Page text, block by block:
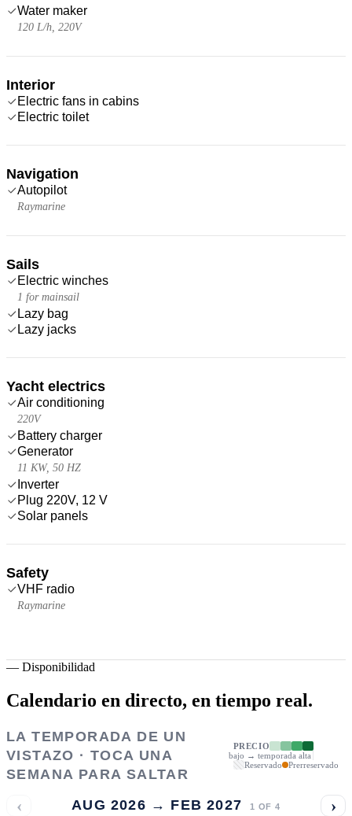
Water maker
120 L/h, 220V
Interior
Electric fans in cabins
Electric toilet
Navigation
Autopilot
Raymarine
Sails
Electric winches
1 for mainsail
Lazy bag
Lazy jacks
Yacht electrics
Air conditioning
220V
Battery charger
Generator
11 KW, 50 HZ
Inverter
Plug 220V, 12 V
Solar panels
Safety
VHF radio
Raymarine
— Disponibilidad
Calendario en directo, en tiempo real.
LA TEMPORADA DE UN
VISTAZO · TOCA UNA
SEMANA PARA SALTAR
PRECIO
bajo → temporada alta
Reservado
Prerreservado
‹ AUG 2026 → FEB 2027 1 OF 4 ›